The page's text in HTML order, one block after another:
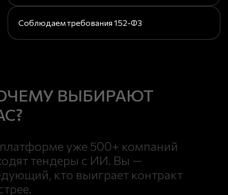
Соблюдаем требования 152-ФЗ
ВЫБИРАЮТ
уже 500+ компаний
тендеры с ИИ. Вы —
кто выиграет контракт